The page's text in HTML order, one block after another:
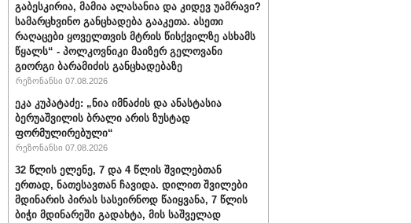
გაბესკირია, მამია ალასანია და კიდევ უამრავი?
სამარცხვინო განცხადება გააკეთა. ასეთი
რაღაცები ყოველთვის მტრის წისქვილზე ასხამს
წყალს“ - პოლკოვნიკი მაიზერ გელოვანი
გიორგი ბარამიძის განცხადებაზე
რეზონანსი 07.08.2026
ეკა კუპატაძე: „ნია იმნაძის და ანასტასია
ბერუაშვილის ბრალი არის ზუსტად
ფორმულირებული“
რეზონანსი 07.08.2026
32 წლის ელენე, 7 და 4 წლის შვილებთან
ერთად, ნათესავთან ჩავიდა. დილით შვილები
მდინარის პირას სასეირნოდ წაიყვანა, 7 წლის
ბიჭი მდინარეში გადახტა, მის საშველად